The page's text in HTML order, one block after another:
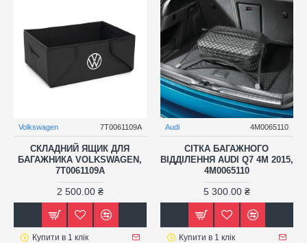
Volkswagen 7T0061109A
СКЛАДНИЙ ЯЩИК ДЛЯ
БАГАЖНИКА VOLKSWAGEN,
7T0061109A
2 500.00 ₴
Купити в 1 клік
Audi 4M0065110
СІТКА БАГАЖНОГО
ВІДДІЛЕННЯ AUDI Q7 4M 2015,
4M0065110
5 300.00 ₴
Купити в 1 клік